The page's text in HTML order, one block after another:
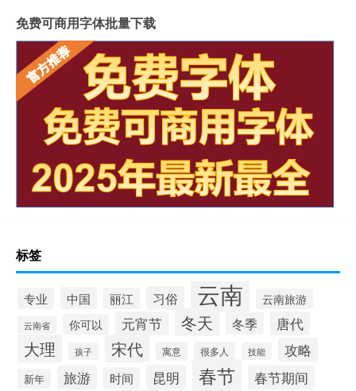
免费可商用字体批量下载
标签
专业 中国 丽江 习俗 云南 云南旅游
云南省 你可以 元宵节 冬天 冬季 唐代
大理 孩子 宋代 寓意 很多人 技能 攻略
新年 旅游 时间 昆明 春节 春节期间